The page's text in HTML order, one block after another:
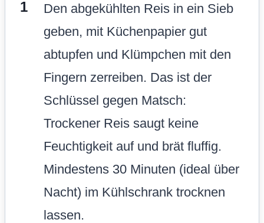
Den abgekühlten Reis in ein Sieb
geben, mit Küchenpapier gut
abtupfen und Klümpchen mit den
Fingern zerreiben. Das ist der
Schlüssel gegen Matsch:
Trockener Reis saugt keine
Feuchtigkeit auf und brät fluffig.
Mindestens 30 Minuten (ideal über
Nacht) im Kühlschrank trocknen
lassen.